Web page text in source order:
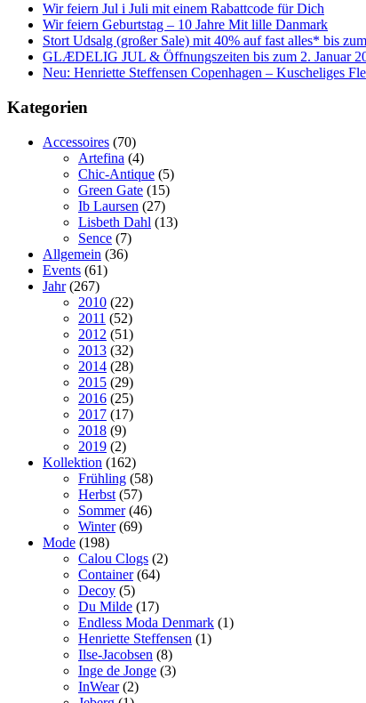
Wir feiern Jul i Juli mit einem Rabattcode für Dich
Wir feiern Geburtstag – 10 Jahre Mit lille Danmark
Stort Udsalg (großer Sale) mit 40% auf fast alles* bis
GLÆDELIG JUL & Öffnungszeiten bis zum 2. Januar
Neu: Henriette Steffensen Copenhagen – Kuscheliges
Kategorien
Accessoires (70)
Artefina (4)
Chic-Antique (5)
Green Gate (15)
Ib Laursen (27)
Lisbeth Dahl (13)
Sence (7)
Allgemein (36)
Events (61)
Jahr(267)
2010 (22)
2011 (52)
2012 (51)
2013 (32)
2014 (28)
2015 (29)
2016 (25)
2017 (17)
2018 (9)
2019 (2)
Kollektion (162)
Frühling (58)
Herbst (57)
Sommer(46)
Winter(69)
Mode (198)
Calou Clogs (2)
Container(64)
Decoy (5)
Du Milde (17)
Endless Moda Denmark (1)
Henriette Steffensen (1)
Ilse-Jacobsen (8)
Inge de Jonge (3)
InWear(2)